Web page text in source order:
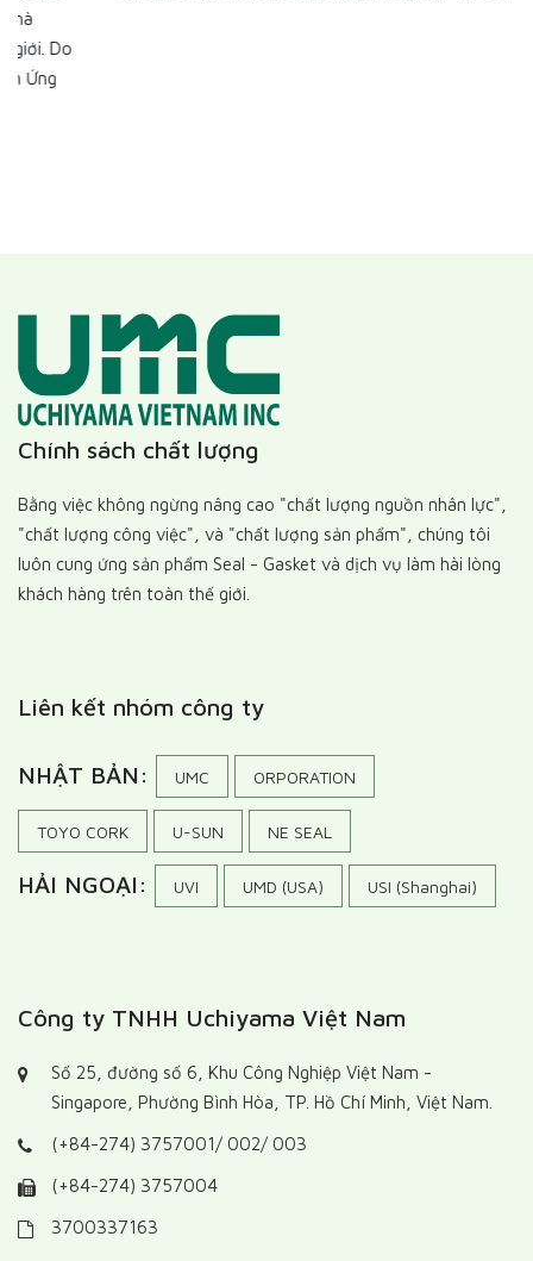
Chính sách chất lượng
Bằng việc không ngừng nâng cao "chất lượng nguồn nhân lực",
"chất lượng công việc", và "chất lượng sản phẩm", chúng tôi
luôn cung ứng sản phẩm Seal - Gasket và dịch vụ làm hài lòng
khách hàng trên toàn thế giới.
Liên kết nhóm công ty
NHẬT BẢN: UMC ORPORATION
TOYO CORK U-SUN NE SEAL
HẢI NGOẠI: UVI UMD (USA) USI (Shanghai)
Công ty TNHH Uchiyama Việt Nam
Số 25, đường số 6, Khu Công Nghiệp Việt Nam -
Singapore, Phường Bình Hòa, TP. Hồ Chí Minh, Việt Nam.
(+84-274) 3757001/ 002/ 003
(+84-274) 3757004
3700337163